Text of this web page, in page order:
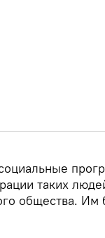
таких
общества. Им